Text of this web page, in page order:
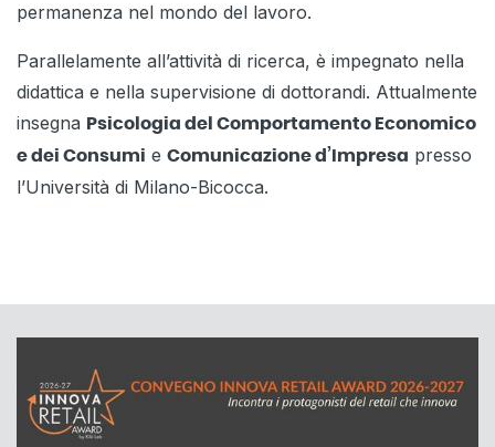
permanenza nel mondo del lavoro.
Parallelamente all’attività di ricerca, è impegnato nella
didattica e nella supervisione di dottorandi. Attualmente
insegna Psicologia del Comportamento Economico
e dei Consumi e Comunicazione d’Impresa presso
l’Università di Milano-Bicocca.